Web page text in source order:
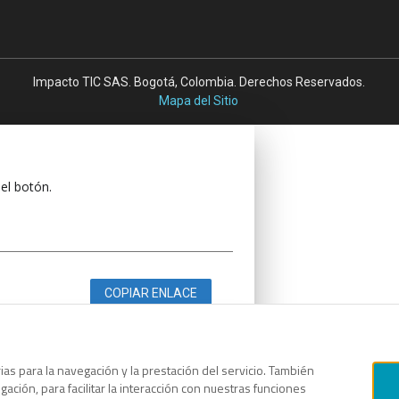
para la navegación y la prestación del servicio. También
para facilitar la interacción con nuestras funciones
Impacto TIC SAS. Bogotá, Colombia. Derechos Reservados.
Mapa del Sitio
botón.
COPIAR ENLACE